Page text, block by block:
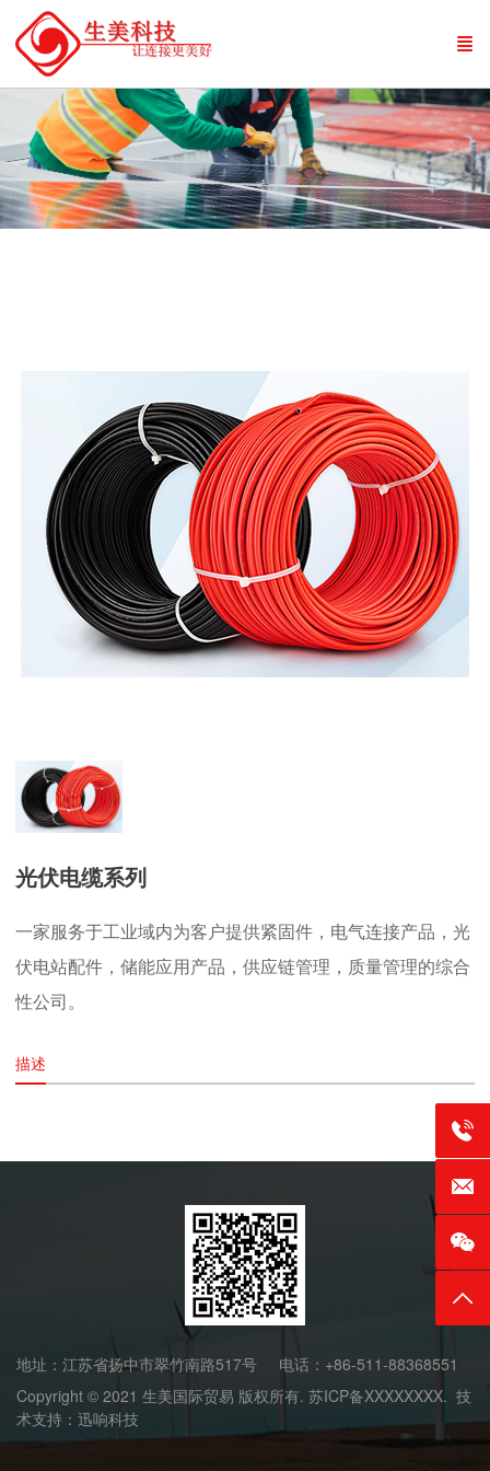
光伏电缆系列
一家服务于工业域内为客户提供紧固件，电气连接产品，光
伏电站配件，储能应用产品，供应链管理，质量管理的综合
性公司。
描述
地址：江苏省扬中市翠竹南路517号 电话：+86-511-88368551
Copyright © 2021 生美国际贸易 版权所有. 苏ICP备XXXXXXXX. 技
术支持：迅响科技
联系
E-
返回